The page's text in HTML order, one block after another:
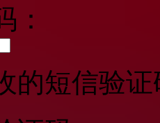
：
的短信验证